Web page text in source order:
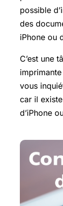
possible
des
iPhone ou
C’est une
vous
car il
d’iPhone